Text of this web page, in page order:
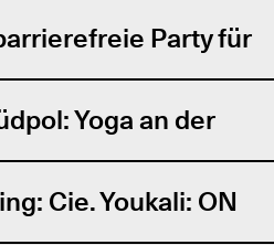
Party für
Yoga an der
Cie. Youkali: ON